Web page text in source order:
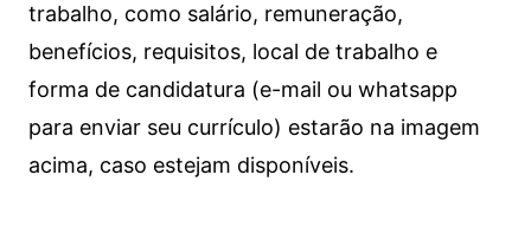
trabalho, como salário, remuneração,
benefícios, requisitos, local de trabalho e
forma de candidatura (e-mail ou whatsapp
para enviar seu currículo) estarão na imagem
acima, caso estejam disponíveis.